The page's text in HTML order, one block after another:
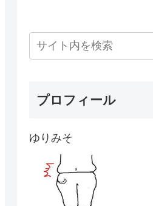
プロフィール
ゆりみそ